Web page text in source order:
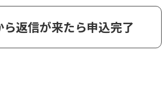
ら返信が来たら申込完了